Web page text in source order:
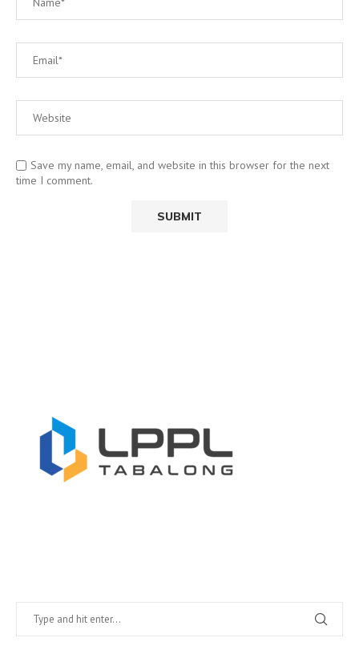
Save my name, email, and website in this browser for the next
time I comment.